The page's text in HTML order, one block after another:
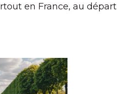
en France, au départ